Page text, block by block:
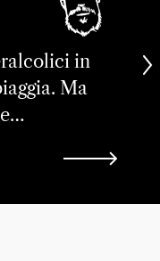
in
Ma